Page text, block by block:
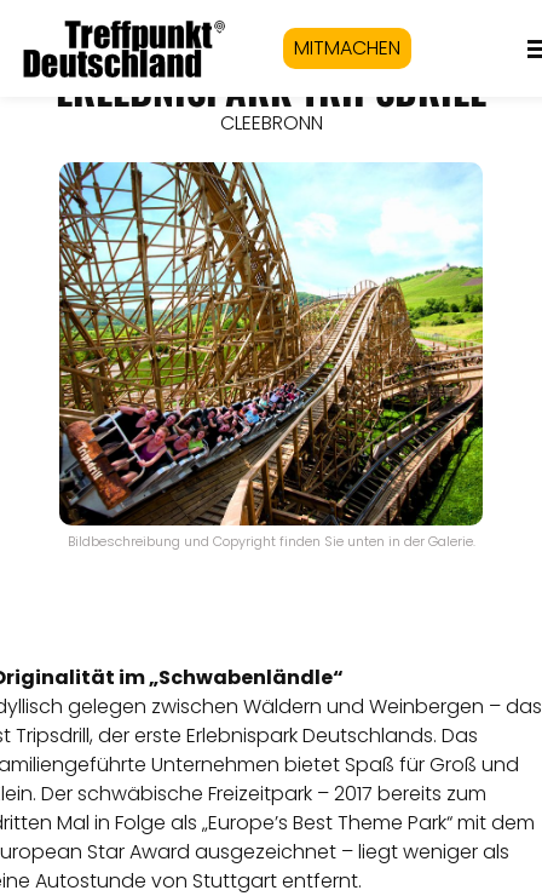
MITMACHEN
ERLEBNISPARK TRIPSDRILL
CLEEBRONN
Bildbeschreibung und Copyright finden Sie unten in der Galerie.
im „Schwabenländle“
gelegen zwischen Wäldern und Weinbergen – das
Tripsdrill, der erste Erlebnispark Deutschlands. Das
Unternehmen bietet Spaß für Groß und
Der schwäbische Freizeitpark – 2017 bereits zum
Mal in Folge als „Europe’s Best Theme Park“ mit dem
Star Award ausgezeichnet – liegt weniger als
Autostunde von Stuttgart entfernt.